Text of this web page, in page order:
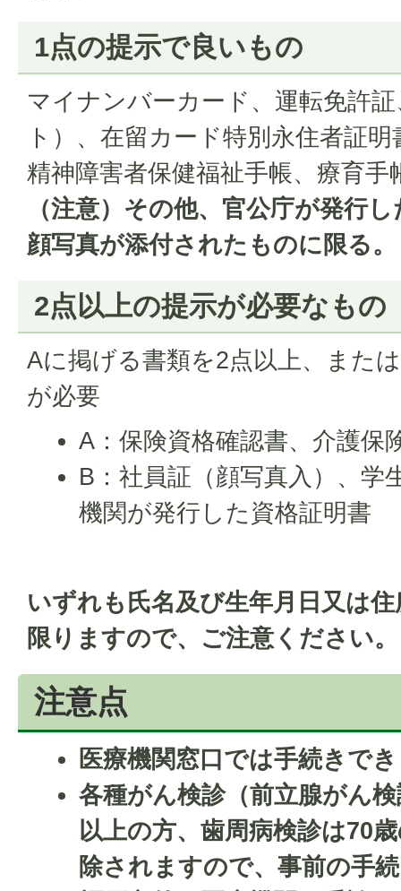
1点の提示で良いもの
マイナンバーカード、運転免許
ト）、在留カード特別永住者証
精神障害者保健福祉手帳、療育手
（注意）その他、官公庁が発行
顔写真が添付されたものに限る。
2点以上の提示が必要なもの
Aに掲げる書類を2点以上、また
が必要
A：保険資格確認書、介護保
B：社員証（顔写真入）、学
機関が発行した資格証明書
いずれも氏名及び生年月日又は
限りますので、ご注意ください。
注意点
医療機関窓口では手続きで
各種がん検診（前立腺がん
以上の方、歯周病検診は70
除されますので、事前の手